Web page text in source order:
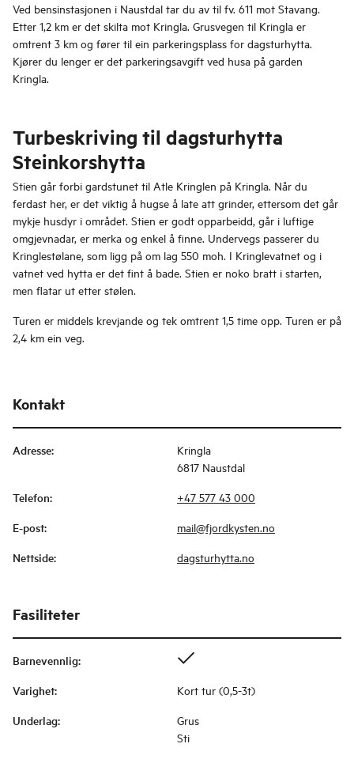
Ved bensinstasjonen i Naustdal tar du av til fv. 611 mot Stavang.
Etter 1,2 km er det skilta mot Kringla. Grusvegen til Kringla er
omtrent 3 km og fører til ein parkeringsplass for dagsturhytta.
Kjører du lenger er det parkeringsavgift ved husa på garden
Kringla.
Turbeskriving til dagsturhytta
Steinkorshytta
Stien går forbi gardstunet til Atle Kringlen på Kringla. Når du
ferdast her, er det viktig å hugse å late att grinder, ettersom det går
mykje husdyr i området. Stien er godt opparbeidd, går i luftige
omgjevnadar, er merka og enkel å finne. Undervegs passerer du
Kringlestølane, som ligg på om lag 550 moh. I Kringlevatnet og i
vatnet ved hytta er det fint å bade. Stien er noko bratt i starten,
men flatar ut etter stølen.
Turen er middels krevjande og tek omtrent 1,5 time opp. Turen er på
2,4 km ein veg.
Kontakt
Adresse:
Kringla
6817 Naustdal
Telefon: +47 577 43 000
E-post: mail@fjordkysten.no
Nettside: dagsturhytta.no
Fasiliteter
Barnevennlig:
Varighet: Kort tur (0,5-3t)
Underlag:
Grus
Sti